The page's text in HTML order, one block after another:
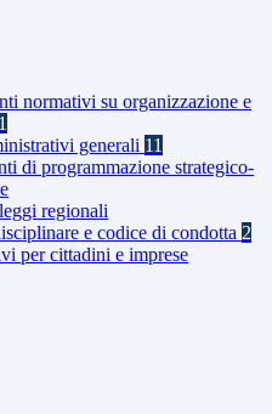
normativi su organizzazione e
generali 11
di programmazione strategico-
regionali
e codice di condotta 2
per cittadini e imprese